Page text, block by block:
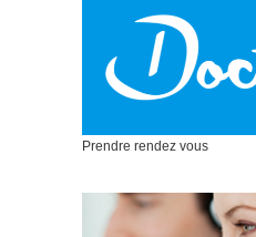
Prendre rendez vous